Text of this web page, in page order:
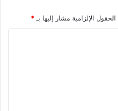
الحقول الإلزامية مشار إليها بـ *